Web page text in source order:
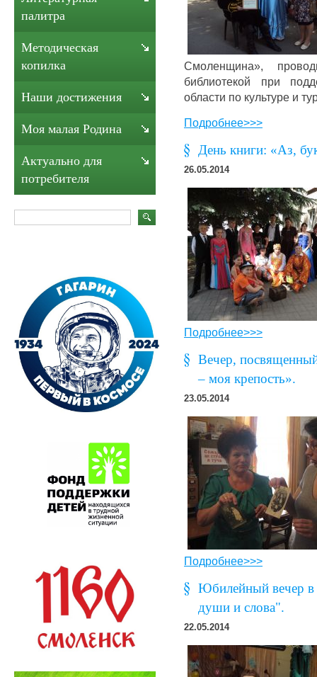
Смоленщина»,
библиотекой при
области по культуре и
Подробнее>>>
День книги: «Аз,
26.05.2014
Подробнее>>>
Вечер,
– моя крепость».
23.05.2014
Подробнее>>>
Юбилейный вечер в
души и слова".
22.05.2014
палитра
Методическая
копилка
Наши достижения
Моя малая Родина
Актуально для
потребителя